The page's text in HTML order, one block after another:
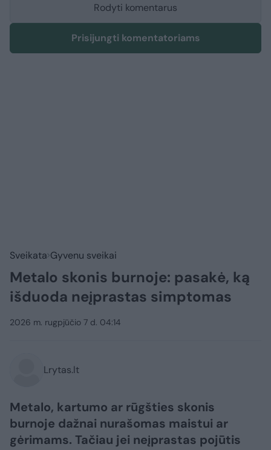
Rodyti komentarus
Prisijungti komentatoriams
Sveikata Gyvenu sveikai
Metalo skonis burnoje: pasakė, ką
išduoda neįprastas simptomas
2026 m. rugpjūčio 7 d. 04:14
Lrytas.lt
Metalo, kartumo ar rūgšties skonis
burnoje dažnai nurašomas maistui ar
gėrimams. Tačiau jei neįprastas pojūtis